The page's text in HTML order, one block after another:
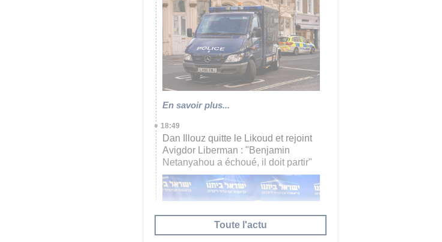
En savoir plus...
18:49
Dan Illouz quitte le Likoud et rejoint
Avigdor Liberman : "Benjamin
Netanyahou a échoué, il doit partir"
Toute l'actu